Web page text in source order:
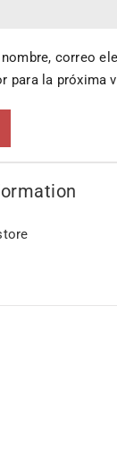
correo
para la próxima